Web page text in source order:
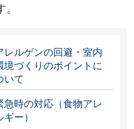
レルゲンの回避・室内
境づくりのポイントに
いて
急時の対応（食物アレ
ギー）